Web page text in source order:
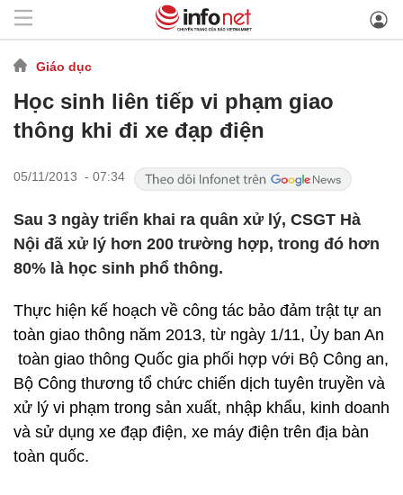
Giáo dục
Học sinh liên tiếp vi phạm giao
thông khi đi xe đạp điện
05/11/2013 - 07:34
Sau 3 ngày triển khai ra quân xử lý, CSGT Hà
Nội đã xử lý hơn 200 trường hợp, trong đó hơn
80% là học sinh phổ thông.
Thực hiện kế hoạch về công tác bảo đảm trật tự an
toàn giao thông năm 2013, từ ngày 1/11, Ủy ban An
toàn giao thông Quốc gia phối hợp với Bộ Công an,
Bộ Công thương tổ chức chiến dịch tuyên truyền và
xử lý vi phạm trong sản xuất, nhập khẩu, kinh doanh
và sử dụng xe đạp điện, xe máy điện trên địa bàn
toàn quốc.